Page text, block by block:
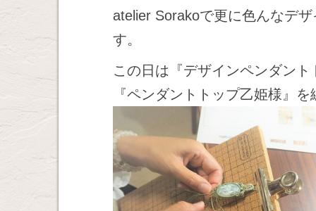
atelier Sorakoで更に色んなデ
す。
この日は『デザインペンダン
『ペンダントトップ乙姫様』